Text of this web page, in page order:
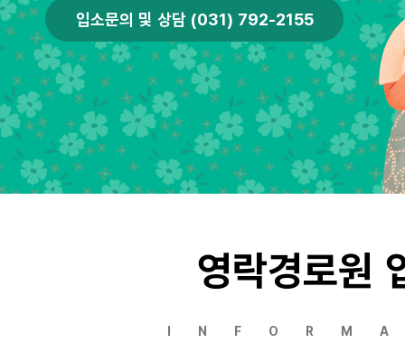
입소문의 및 상담 (031) 792-2155
영락경로원